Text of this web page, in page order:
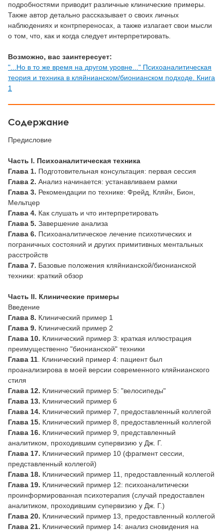
подробностями приводит различные клинические примеры.
Также автор детально рассказывает о своих личных
наблюдениях и контрпереносах, а также излагает свои мысли
о том, что, как и когда следует интерпретировать.
Возможно, вас заинтересует:
"...Но в то же время на другом уровне..." Психоаналитическая
теория и техника в кляйнианском/бионианском подходе. Книга
1
Содержание
Предисловие
Часть I. Психоаналитическая техника
Глава 1. Подготовительная консультация: первая сессия
Глава 2. Анализ начинается: устанавливаем рамки
Глава 3. Рекомендации по технике: Фрейд, Кляйн, Бион,
Мельтцер
Глава 4. Как слушать и что интерпретировать
Глава 5. Завершение анализа
Глава 6. Психоаналитическое лечение психотических и
пограничных состояний и других примитивных ментальных
расстройств
Глава 7. Базовые положения кляйнианской/бионианской
техники: краткий обзор
Часть II. Клинические примеры
Введение
Глава 8. Клинический пример 1
Глава 9. Клинический пример 2
Глава 10. Клинический пример 3: краткая иллюстрация
преимущественно "бионианской" техники
Глава 11 . Клинический пример 4: пациент был
проанализирова в моей версии современного кляйнианского
стиля
Глава 12. Клинический пример 5: "велосипеды"
Глава 13. Клинический пример 6
Глава 14. Клинический пример 7, предоставленный коллегой
Глава 15. Клинический пример 8, предоставленный коллегой
Глава 16. Клинический пример 9, представленный
аналитиком, проходившим супервизию у Дж. Г.
Глава 17. Клинический пример 10 (фрагмент сессии,
представленный коллегой)
Глава 18. Клинический пример 11, предоставленный коллегой
Глава 19. Клинический пример 12: психоаналитически
проинформированная психотерапия (случай предоставлен
аналитиком, проходившим супервизию у Дж. Г.)
Глава 20. Клинический пример 13, предоставленный коллегой
Глава 21. Клинический пример 14: анализ сновидения на